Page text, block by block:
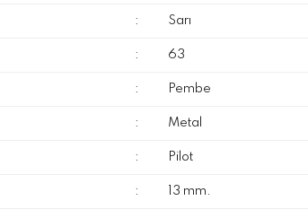
: Sarı
: 63
: Pembe
: Metal
: Pilot
: 13 mm.